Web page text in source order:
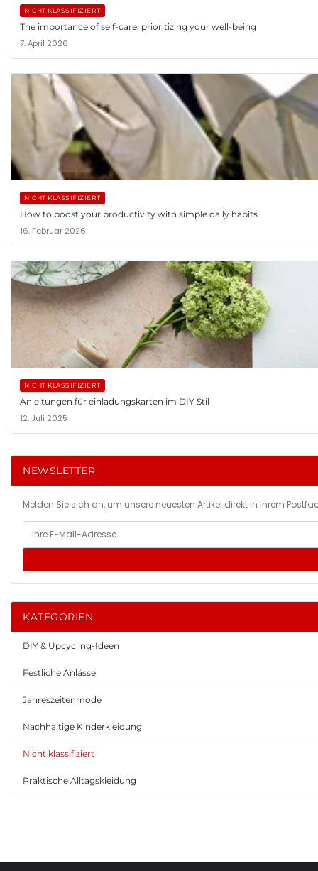
NICHT KLASSIFIZIERT
The importance of self-care: prioritizing your well-being
7. April 2026
NICHT KLASSIFIZIERT
How to boost your productivity with simple daily habits
16. Februar 2026
NICHT KLASSIFIZIERT
Anleitungen für einladungskarten im DIY Stil
12. Juli 2025
NEWSLETTER
Melden Sie sich an, um unsere neuesten Artikel direkt in Ihrem
KATEGORIEN
DIY & Upcycling-Ideen
Festliche Anlässe
Jahreszeitenmode
Nachhaltige Kinderkleidung
Nicht klassifiziert
Praktische Alltagskleidung